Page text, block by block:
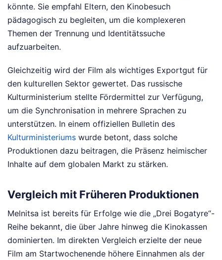
könnte. Sie empfahl Eltern, den Kinobesuch
pädagogisch zu begleiten, um die komplexeren
Themen der Trennung und Identitätssuche
aufzuarbeiten.
Gleichzeitig wird der Film als wichtiges Exportgut für
den kulturellen Sektor gewertet. Das russische
Kulturministerium stellte Fördermittel zur Verfügung,
um die Synchronisation in mehrere Sprachen zu
unterstützen. In einem offiziellen Bulletin des
Kulturministeriums wurde betont, dass solche
Produktionen dazu beitragen, die Präsenz heimischer
Inhalte auf dem globalen Markt zu stärken.
Vergleich mit Früheren Produktionen
Melnitsa ist bereits für Erfolge wie die „Drei Bogatyre“-
Reihe bekannt, die über Jahre hinweg die Kinokassen
dominierten. Im direkten Vergleich erzielte der neue
Film am Startwochenende höhere Einnahmen als der